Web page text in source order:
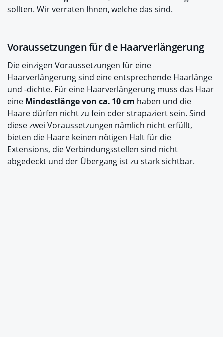
sollten. Wir verraten Ihnen, welche das sind.
Voraussetzungen für die Haarverlängerung
Die einzigen Voraussetzungen für eine
Haarverlängerung sind eine entsprechende Haarlänge
und -dichte. Für eine Haarverlängerung muss das Haar
eine Mindestlänge von ca. 10 cm haben und die
Haare dürfen nicht zu fein oder strapaziert sein. Sind
diese zwei Voraussetzungen nämlich nicht erfüllt,
bieten die Haare keinen nötigen Halt für die
Extensions, die Verbindungsstellen sind nicht
abgedeckt und der Übergang ist zu stark sichtbar.